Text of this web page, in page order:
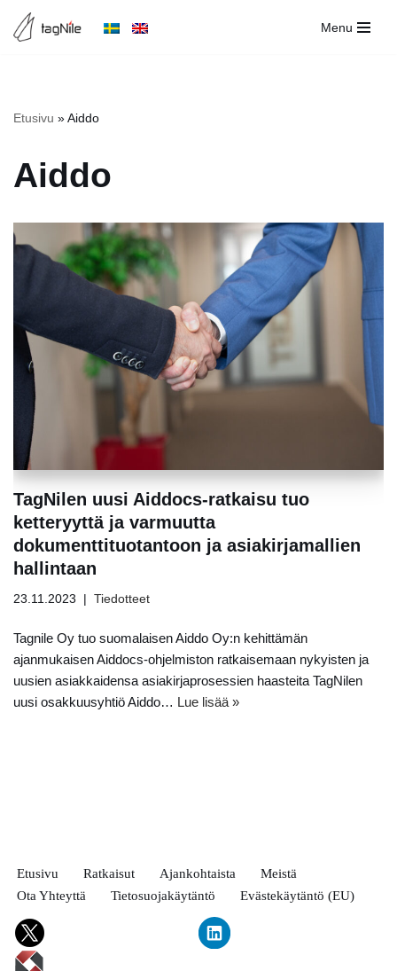
Menu
Etusivu »Aiddo
Aiddo
TagNilen uusi Aiddocs-ratkaisu tuo
ketteryyttä ja varmuutta
dokumenttituotantoon ja asiakirjamallien
hallintaan
23.11.2023 Tiedotteet
Tagnile Oy tuo suomalaisen Aiddo Oy:n kehittämän
ajanmukaisen Aiddocs-ohjelmiston ratkaisemaan nykyisten ja
uusien asiakkaidensa asiakirjaprosessien haasteita TagNilen
uusi osakkuusyhtiö Aiddo… Lue lisää »
Etusivu Ratkaisut Ajankohtaista
Meistä
Ota Yhteyttä
Tietosuojakäytäntö Evästekäytäntö (EU)